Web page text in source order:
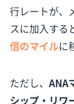
行レートが、
スに加入する
倍のマイルに
ただし、ANA
シップ・リワ